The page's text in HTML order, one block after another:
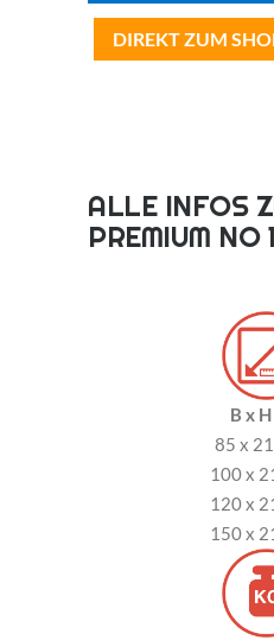
DIREKT ZUM
ALLE INFOS
PREMIUM NO 1
B x
85 x
100 x
120 x
150 x